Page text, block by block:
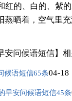
红的、白的、紫
蒸晒着，空气里
安问候语短信】相
候语短信65条04-18
早安问候语短信45条